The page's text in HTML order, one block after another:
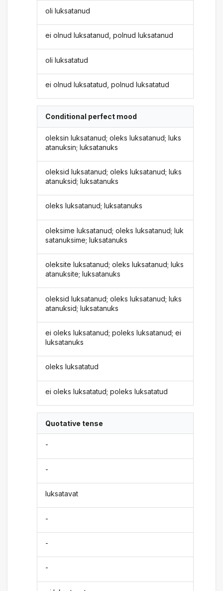
oli luksatanud
ei olnud luksatanud, polnud luksatanud
oli luksatatud
ei olnud luksatatud, polnud luksatatud
Conditional perfect mood
oleksin luksatanud; oleks luksatanud; luks
atanuksin; luksatanuks
oleksid luksatanud; oleks luksatanud; luks
atanuksid; luksatanuks
oleks luksatanud; luksatanuks
oleksime luksatanud; oleks luksatanud; luk
satanuksime; luksatanuks
oleksite luksatanud; oleks luksatanud; luks
atanuksite; luksatanuks
oleksid luksatanud; oleks luksatanud; luks
atanuksid; luksatanuks
ei oleks luksatanud; poleks luksatanud; ei
luksatanuks
oleks luksatatud
ei oleks luksatatud; poleks luksatatud
Quotative tense
-
-
luksatavat
-
-
-